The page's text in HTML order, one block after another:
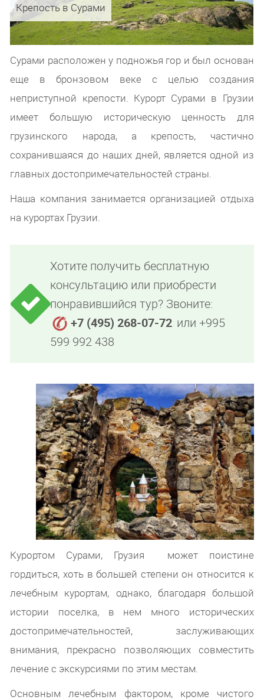
Крепость в Сурами
Сурами расположен у подножья гор и был основан
еще в бронзовом веке с целью создания
неприступной крепости. Курорт Сурами в Грузии
имеет большую историческую ценность для
грузинского народа, а крепость, частично
сохранившаяся до наших дней, является одной из
главных достопримечательностей страны.
Наша компания занимается организацией отдыха
на курортах Грузии.
Хотите получить бесплатную
консультацию или приобрести
понравившийся тур? Звоните:
+7 (495) 268-07-72 или +995
599 992 438
Курортом Сурами, Грузия может поистине
гордиться, хоть в большей степени он относится к
лечебным курортам, однако, благодаря большой
истории поселка, в нем много исторических
достопримечательностей, заслуживающих
внимания, прекрасно позволяющих совместить
лечение с экскурсиями по этим местам.
Основным лечебным фактором, кроме чистого